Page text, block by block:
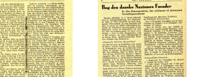
C Christmas Møller, John, politiker Clausen, Frits,
L., hofjægermester DNSAP (Danmarks
H Hansen, H., redaktør Høyer, Axel,
L Lillerød M Mammen & Drescher
Müller, Jens Paludan-Müller, Svend, oberst Plovfuren
Scavenius, Erik, politiker Schalburgkorpset